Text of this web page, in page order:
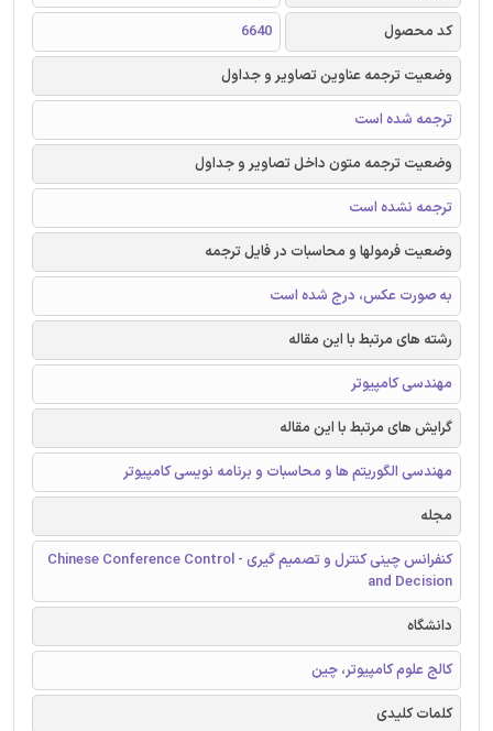
کد محصول
6640
وضعیت ترجمه عناوین تصاویر و جداول
ترجمه شده است
وضعیت ترجمه متون داخل تصاویر و جداول
ترجمه نشده است
وضعیت فرمولها و محاسبات در فایل ترجمه
به صورت عکس، درج شده است
رشته های مرتبط با این مقاله
مهندسی کامپیوتر
گرایش های مرتبط با این مقاله
مهندسی الگوریتم ها و محاسبات و برنامه نویسی کامپیوتر
مجله
کنفرانس چینی کنترل و تصمیم گیری - Chinese Conference Control
and Decision
دانشگاه
کالج علوم کامپیوتر، چین
کلمات کلیدی